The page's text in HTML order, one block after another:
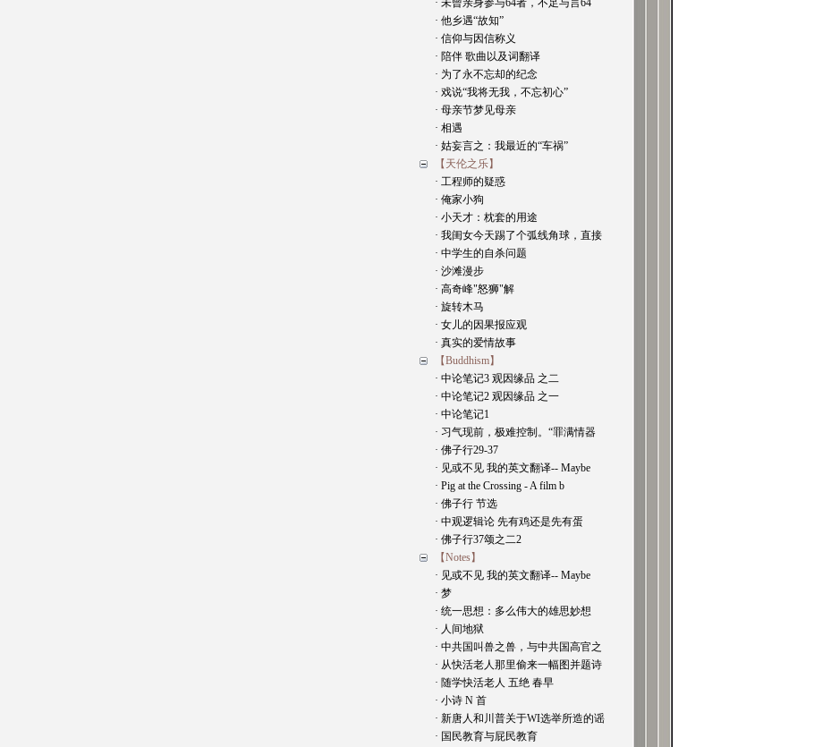
· 未曾亲身参与64者，不足与言64
· 他乡遇“故知”
· 信仰与因信称义
· 陪伴 歌曲以及词翻译
· 为了永不忘却的纪念
· 戏说“我将无我，不忘初心”
· 母亲节梦见母亲
· 相遇
· 姑妄言之：我最近的“车祸”
【天伦之乐】
· 工程师的疑惑
· 俺家小狗
· 小天才：枕套的用途
· 我闺女今天踢了个弧线角球，直接
· 中学生的自杀问题
· 沙滩漫步
· 高奇峰"怒狮"解
· 旋转木马
· 女儿的因果报应观
· 真实的爱情故事
【Buddhism】
· 中论笔记3 观因缘品 之二
· 中论笔记2 观因缘品 之一
· 中论笔记1
· 习气现前，极难控制。“罪满情器
· 佛子行29-37
· 见或不见 我的英文翻译-- Maybe
· Pig at the Crossing - A film b
· 佛子行 节选
· 中观逻辑论 先有鸡还是先有蛋
· 佛子行37颂之二2
【Notes】
· 见或不见 我的英文翻译-- Maybe
· 梦
· 统一思想：多么伟大的雄思妙想
· 人间地狱
· 中共国叫兽之兽，与中共国高官之
· 从快活老人那里偷来一幅图并题诗
· 随学快活老人 五绝 春早
· 小诗 N 首
· 新唐人和川普关于WI选举所造的谣
· 国民教育与屁民教育